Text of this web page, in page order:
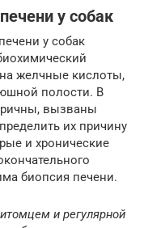
у собак
у собак
желчные кислоты,
полости. В
вызваны
их причину
и хронические
биопсия печени.
и регулярной